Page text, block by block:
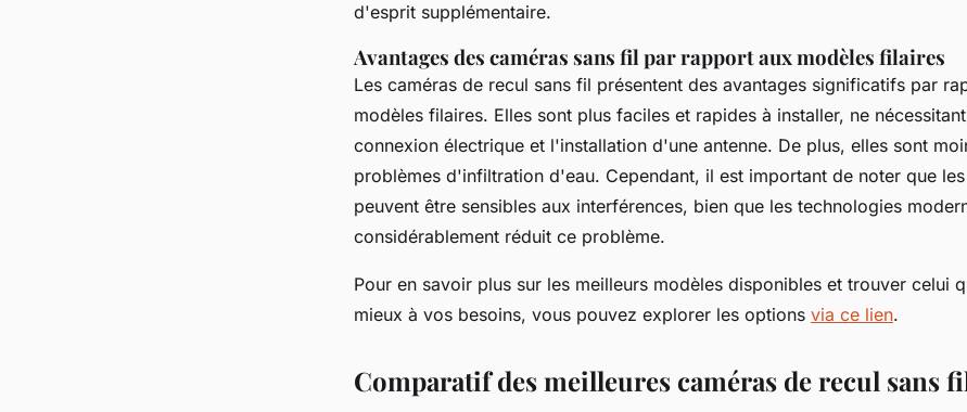
d'esprit supplémentaire.
Avantages des caméras sans fil par rapport aux modèles filaires
Les caméras de recul sans fil présentent des avantages significatifs par
modèles filaires. Elles sont plus faciles et rapides à installer, ne
connexion électrique et l'installation d'une antenne. De plus, elles sont
problèmes d'infiltration d'eau. Cependant, il est important de noter que
peuvent être sensibles aux interférences, bien que les technologies
considérablement réduit ce problème.
Pour en savoir plus sur les meilleurs modèles disponibles et trouver celui
mieux à vos besoins, vous pouvez explorer les options via ce lien.
Comparatif des meilleures caméras de recul sans